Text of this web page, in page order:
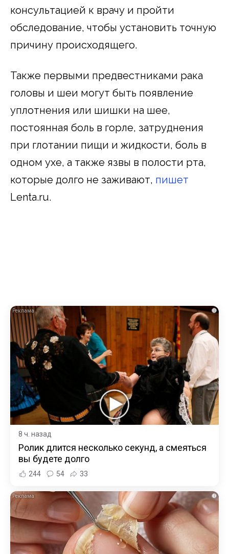
консультацией к врачу и пройти
обследование, чтобы установить точную
причину происходящего.
Также первыми предвестниками рака
головы и шеи могут быть появление
уплотнения или шишки на шее,
постоянная боль в горле, затруднения
при глотании пищи и жидкости, боль в
одном ухе, а также язвы в полости рта,
которые долго не заживают, пишет
Lenta.ru.
i
8 ч. назад
Ролик длится несколько секунд, а смеяться
вы будете долго
244 54 33
i